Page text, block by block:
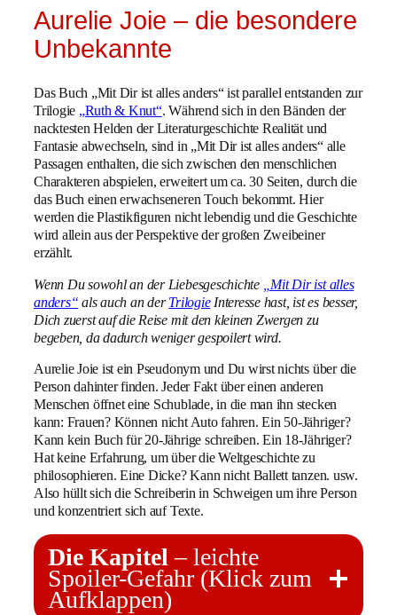
Aurelie Joie – die besondere
Unbekannte
Das Buch „Mit Dir ist alles anders“ ist parallel entstanden zur
Trilogie „Ruth & Knut“. Während sich in den Bänden der
nacktesten Helden der Literaturgeschichte Realität und
Fantasie abwechseln, sind in „Mit Dir ist alles anders“ alle
Passagen enthalten, die sich zwischen den menschlichen
Charakteren abspielen, erweitert um ca. 30 Seiten, durch die
das Buch einen erwachseneren Touch bekommt. Hier
werden die Plastikfiguren nicht lebendig und die Geschichte
wird allein aus der Perspektive der großen Zweibeiner
erzählt.
Wenn Du sowohl an der Liebesgeschichte
„Mit Dir ist alles
anders“ als auch an derTrilogieInteresse hast, ist es besser,
Dich zuerst auf die Reise mit den kleinen Zwergen zu
begeben, da dadurch weniger gespoilert wird.
Aurelie Joie ist ein Pseudonym und Du wirst nichts über die
Person dahinter finden. Jeder Fakt über einen anderen
Menschen öffnet eine Schublade, in die man ihn stecken
kann: Frauen? Können nicht Auto fahren. Ein 50-Jähriger?
Kann kein Buch für 20-Jährige schreiben. Ein 18-Jähriger?
Hat keine Erfahrung, um über die Weltgeschichte zu
philosophieren. Eine Dicke? Kann nicht Ballett tanzen. usw.
Also hüllt sich die Schreiberin in Schweigen um ihre Person
und konzentriert sich auf Texte.
Die Kapitel– leichte
Spoiler-Gefahr (Klick zum
Aufklappen)